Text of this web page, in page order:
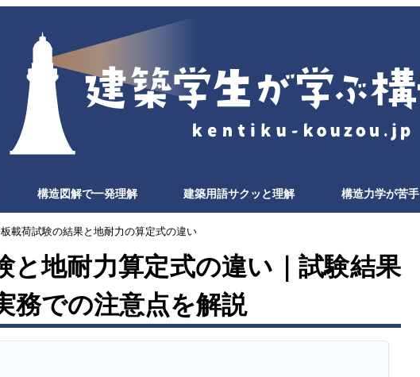
構造図解で一発理解 建築用語サクッと理解 構造力学が苦手
載荷試験の結果と地耐力の算定式の違い
と地耐力算定式の違い｜試験結果
務での注意点を解説